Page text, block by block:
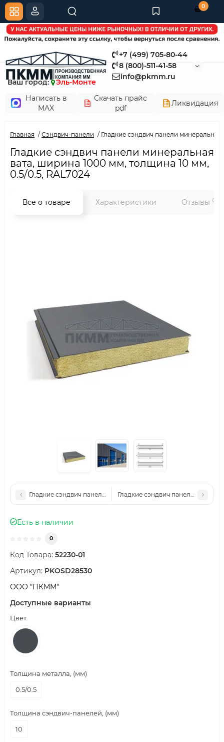
+7 (499) 705-80-44
8 (800)-511-41-58
info@pkmm.ru
Ваш город:
Эль-Монте
Написать в
MAX
Скачать прайс
pdf
Ликвидация
0
Главная Сэндвич-панели Гладкие сэндвич панели
Гладкие сэндвич панели минеральная
вата, ширина 1000 мм, толщина 10 мм,
0.5/0.5, RAL7024
Все о товаре Характеристики Отзывы 0
Гладкие сэндвич панели минеральная вата, ширина 1000 мм,
Гладкие сэндвич панели
Есть в наличии
0
Код Товара: 52230-01
Артикул: PKOSD28530
ООО "ПКММ"
Доступные варианты
Цвет
Толщина металла, (мм)
0.5/0.5
Толщина сэндвич-панелей, (мм)
10